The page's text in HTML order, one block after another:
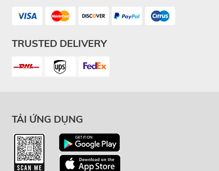
TRUSTED DELIVERY
TẢI ỨNG DỤNG